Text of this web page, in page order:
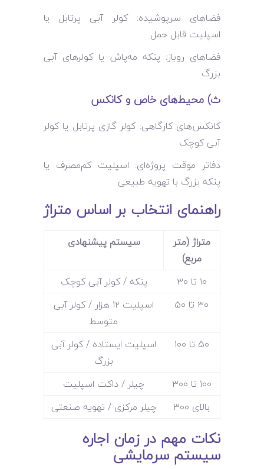
فضاهای سرپوشیده: کولر آبی پرتابل یا
اسپلیت قابل حمل
فضاهای روباز: پنکه مه‌پاش یا کولرهای آبی
بزرگ
ث) محیط‌های خاص و کانکس
کانکس‌های کارگاهی: کولر گازی پرتابل یا کولر
آبی کوچک
دفاتر موقت پروژه‌ای: اسپلیت کم‌مصرف یا
پنکه بزرگ با تهویه طبیعی
راهنمای انتخاب بر اساس متراژ
متراژ (متر
مربع)
سیستم پیشنهادی
۱۰ تا ۳۰
پنکه / کولر آبی کوچک
۳۰ تا ۵۰
اسپلیت ۱۲ هزار / کولر آبی
متوسط
۵۰ تا ۱۰۰
اسپلیت ایستاده / کولر آبی
بزرگ
۱۰۰ تا ۳۰۰
چیلر / داکت اسپلیت
بالای ۳۰۰
چیلر مرکزی / تهویه صنعتی
نکات مهم در زمان اجاره
سیستم سرمایشی